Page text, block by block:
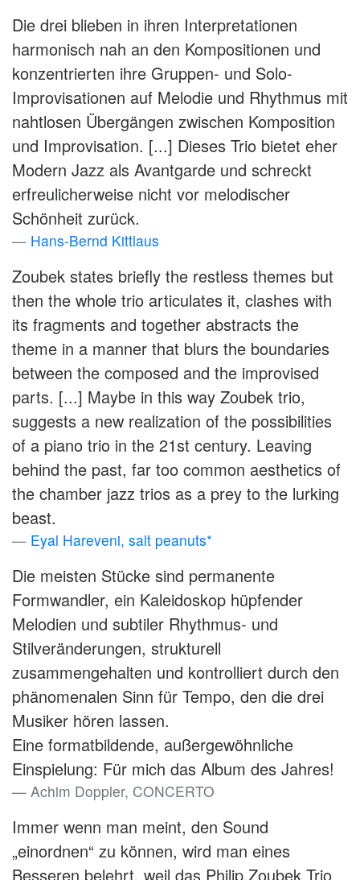
Die drei blieben in ihren Interpretationen
harmonisch nah an den Kompositionen und
konzentrierten ihre Gruppen- und Solo-
Improvisationen auf Melodie und Rhythmus mit
nahtlosen Übergängen zwischen Komposition
und Improvisation. [...] Dieses Trio bietet eher
Modern Jazz als Avantgarde und schreckt
erfreulicherweise nicht vor melodischer
Schönheit zurück.
Hans-Bernd Kittlaus
Zoubek states briefly the restless themes but
then the whole trio articulates it, clashes with
its fragments and together abstracts the
theme in a manner that blurs the boundaries
between the composed and the improvised
parts. [...] Maybe in this way Zoubek trio,
suggests a new realization of the possibilities
of a piano trio in the 21st century. Leaving
behind the past, far too common aesthetics of
the chamber jazz trios as a prey to the lurking
beast.
Eyal Hareveni, salt peanuts*
Die meisten Stücke sind permanente
Formwandler, ein Kaleidoskop hüpfender
Melodien und subtiler Rhythmus- und
Stilveränderungen, strukturell
zusammengehalten und kontrolliert durch den
phänomenalen Sinn für Tempo, den die drei
Musiker hören lassen.
Eine formatbildende, außergewöhnliche
Einspielung: Für mich das Album des Jahres!
Achim Doppler, CONCERTO
Immer wenn man meint, den Sound
„einordnen“ zu können, wird man eines
Besseren belehrt, weil das Philip Zoubek Trio